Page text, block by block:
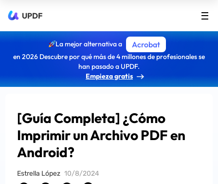
UPDF
La mejor alternativa a Acrobat
en 2026 Descubre por qué más de 4 millones de profesionales se
han pasado a UPDF.
Empieza gratis
[Guía Completa] ¿Cómo
Imprimir un Archivo PDF en
Android?
Estrella López 10/8/2024